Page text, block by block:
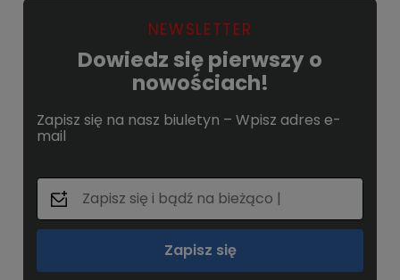
NEWSLETTER
Dowiedz się pierwszy o
nowościach!
Zapisz się na nasz biuletyn – Wpisz adres e-
mail
Zapisz się